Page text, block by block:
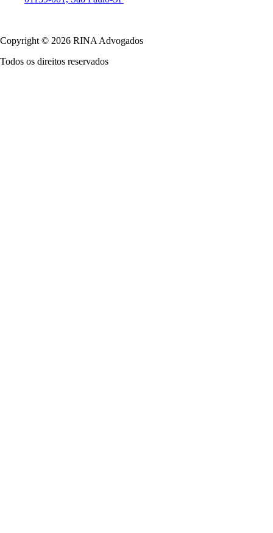
Copyright © 2026 RINA Advogados
Todos os direitos reservados